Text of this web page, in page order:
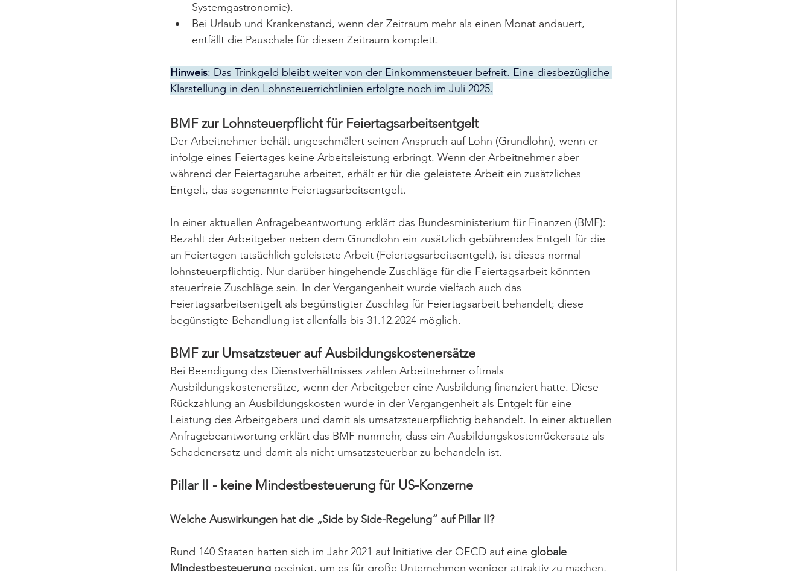
Systemgastronomie).
Bei Urlaub und Krankenstand, wenn der Zeitraum mehr als einen Monat andauert,
entfällt die Pauschale für diesen Zeitraum komplett.
Hinweis: Das Trinkgeld bleibt weiter von der Einkommensteuer befreit. Eine diesbezügliche
Klarstellung in den Lohnsteuerrichtlinien erfolgte noch im Juli 2025.
BMF zur Lohnsteuerpflicht für Feiertagsarbeitsentgelt
Der Arbeitnehmer behält ungeschmälert seinen Anspruch auf Lohn (Grundlohn), wenn er
infolge eines Feiertages keine Arbeitsleistung erbringt. Wenn der Arbeitnehmer aber
während der Feiertagsruhe arbeitet, erhält er für die geleistete Arbeit ein zusätzliches
Entgelt, das sogenannte Feiertagsarbeitsentgelt.
In einer aktuellen Anfragebeantwortung erklärt das Bundesministerium für Finanzen (BMF):
Bezahlt der Arbeitgeber neben dem Grundlohn ein zusätzlich gebührendes Entgelt für die
an Feiertagen tatsächlich geleistete Arbeit (Feiertagsarbeitsentgelt), ist dieses normal
lohnsteuerpflichtig. Nur darüber hingehende Zuschläge für die Feiertagsarbeit könnten
steuerfreie Zuschläge sein. In der Vergangenheit wurde vielfach auch das
Feiertagsarbeitsentgelt als begünstigter Zuschlag für Feiertagsarbeit behandelt; diese
begünstigte Behandlung ist allenfalls bis 31.12.2024 möglich.
BMF zur Umsatzsteuer auf Ausbildungskostenersätze
Bei Beendigung des Dienstverhältnisses zahlen Arbeitnehmer oftmals
Ausbildungskostenersätze, wenn der Arbeitgeber eine Ausbildung finanziert hatte. Diese
Rückzahlung an Ausbildungskosten wurde in der Vergangenheit als Entgelt für eine
Leistung des Arbeitgebers und damit als umsatzsteuerpflichtig behandelt. In einer aktuellen
Anfragebeantwortung erklärt das BMF nunmehr, dass ein Ausbildungs­kostenrückersatz als
Schadenersatz und damit als nicht umsatzsteuerbar zu behandeln ist.
Pillar II - keine Mindestbesteuerung für US-Konzerne
Welche Auswirkungen hat die „Side by Side-Regelung“ auf Pillar II?
Rund 140 Staaten hatten sich im Jahr 2021 auf Initiative der OECD auf eine globale
Mindestbesteuerung geeinigt, um es für große Unternehmen weniger attraktiv zu machen,